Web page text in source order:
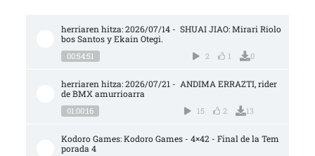
herriaren hitza: 2026/07/14 -  SHUAI JIAO: Mirari Riolo
bos Santos y Ekain Otegi.
00:54:51 2 1 0
herriaren hitza: 2026/07/21 -  ANDIMA ERRAZTI, rider
de BMX amurrioarra
01:00:16 15 2 13
Kodoro Games: Kodoro Games - 4×42 - Final de la Tem
porada 4